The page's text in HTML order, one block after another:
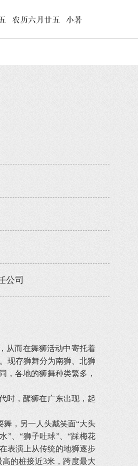
农历六月廿五 小暑
公司
从而在舞狮活动中寄托着
现存狮舞分为南狮、北狮
，各地的狮舞种类繁多，
时，醒狮在广东出现，起
，另一人头戴笑面“大头
”、“狮子吐球”、“踩梅花
表演上从传统的地狮逐步
的桩接近3米，跨度最大